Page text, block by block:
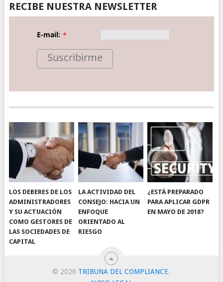
RECIBE NUESTRA NEWSLETTER
E-mail: *
Suscribirme
LOS DEBERES DE LOS
ADMINISTRADORES
Y SU ACTUACIÓN
COMO GESTORES DE
LAS SOCIEDADES DE
CAPITAL
LA ACTIVIDAD DEL
CONSEJO: HACIA UN
ENFOQUE
ORIENTADO AL
RIESGO
¿ESTÁ PREPARADO
PARA APLICAR GDPR
EN MAYO DE 2018?
© 2026 TRIBUNA DEL COMPLIANCE.